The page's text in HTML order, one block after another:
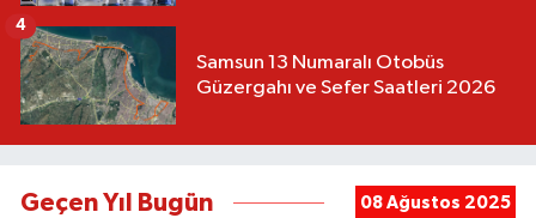
Samsun 13 Numaralı Otobüs
Güzergahı ve Sefer Saatleri 2026
4
Geçen Yıl Bugün 08 Ağustos 2025